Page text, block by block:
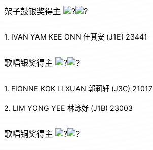
架子鼓银奖得主
1. IVAN YAM KEE ONN 任萁安 (J1E) 23441
歌唱银奖得主
1. FIONNE KOK LI XUAN 郭莉轩 (J3C) 21017
2. LIM YONG YEE 林泳妤 (J1B) 23003
歌唱铜奖得主